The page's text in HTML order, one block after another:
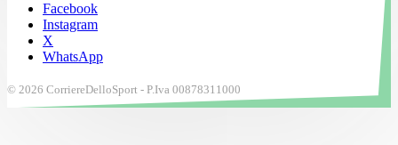
Facebook
Instagram
X
WhatsApp
© 2026 CorriereDelloSport - P.Iva 00878311000